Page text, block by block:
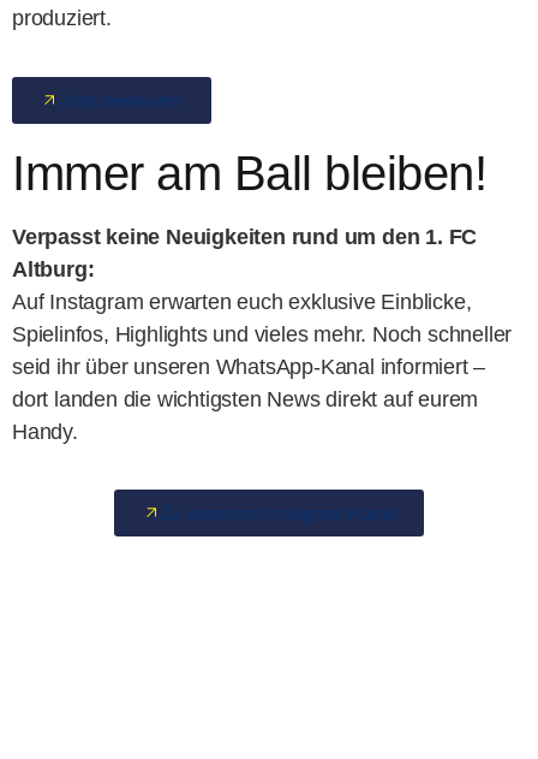
produziert.
Jetzt einkaufen
Immer am Ball bleiben!
Verpasst keine Neuigkeiten rund um den 1. FC
Altburg:
Auf Instagram erwarten euch exklusive Einblicke,
Spielinfos, Highlights und vieles mehr. Noch schneller
seid ihr über unseren WhatsApp-Kanal informiert –
dort landen die wichtigsten News direkt auf eurem
Handy.
Zu unserem Instagram Kanal